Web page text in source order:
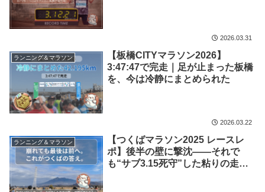
2026.03.31
ランニング＆マラソン
【板橋CITYマラソン2026】
3:47:47で完走｜足が止まった板橋
を、今は冷静にまとめられた
2026.03.22
ランニング＆マラソン
【つくばマラソン2025 レースレ
ポ】後半の壁に撃沈――それで
も“サブ3.15死守”した粘りの走り